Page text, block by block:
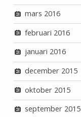
mars 2016
februari 2016
januari 2016
december 2015
oktober 2015
september 2015